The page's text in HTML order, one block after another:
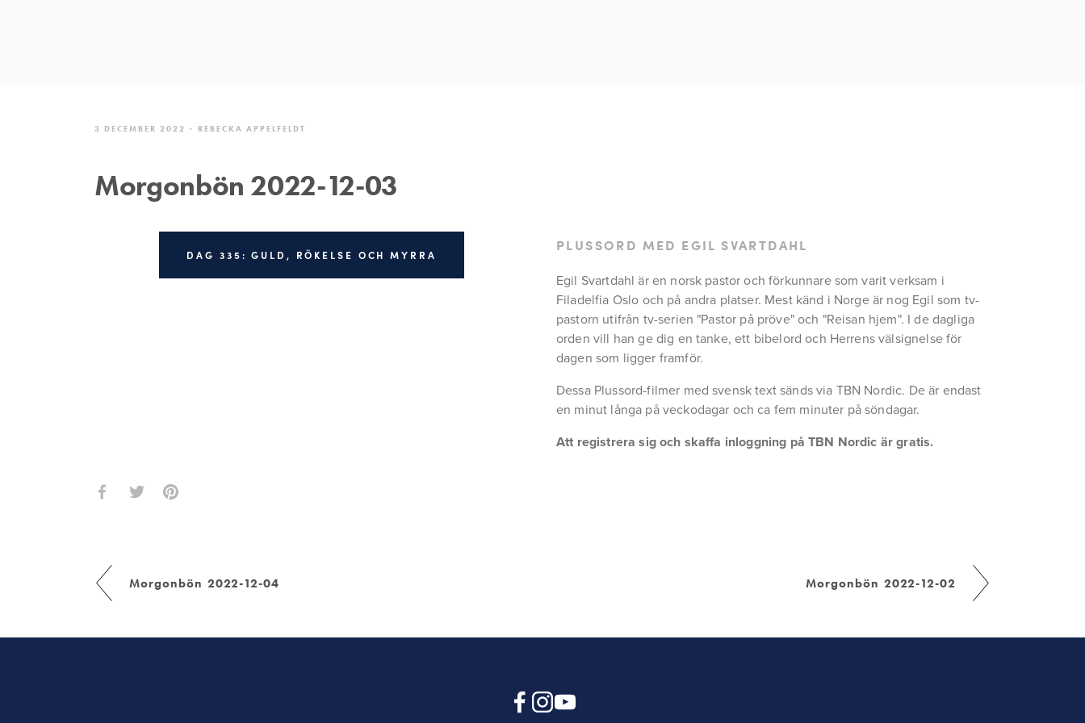
Morgonbön 2022-12-03
DAG 335: GULD, RÖKELSE OCH MYRRA
PLUSSORD MED EGIL SVARTDAHL
Egil Svartdahl är en norsk pastor och förkunnare som varit verksam i
Filadelfia Oslo och på andra platser. Mest känd i Norge är nog Egil som tv-
pastorn utifrån tv-serien "Pastor på pröve" och "Reisan hjem". I de dagliga
orden vill han ge dig en tanke, ett bibelord och Herrens välsignelse för
dagen som ligger framför.
Dessa Plussord-filmer med svensk text sänds via TBN Nordic. De är endast
en minut långa på veckodagar och ca fem minuter på söndagar.
Att registrera sig och skaffa inloggning på TBN Nordic är gratis.
REBECKA APPELFELDT
3 DECEMBER 2022
Morgonbön 2022-12-04 Morgonbön 2022-12-02